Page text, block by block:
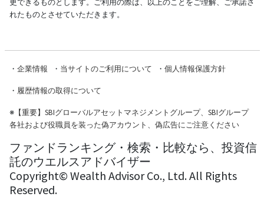
れたものとさせていただきます。
・ 企業情報 ・ 当サイトのご利用について ・ 個人情報保護方針
・ 履歴情報の取得について
※【重要】SBIグローバルアセットマネジメントグループ、SBIグループ
各社および役職員を装った偽アカウント、偽広告にご注意ください
ファンドランキング・検索・比較なら、投資信
託のウエルスアドバイザー
Copyright© Wealth Advisor Co., Ltd. All Rights
Reserved.